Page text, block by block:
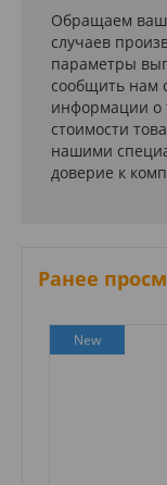
Обращаем
случаев
параметры
сообщить нам
информации о
стоимости
нашими
доверие к
Ранее
New